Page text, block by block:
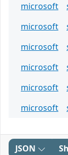
microsoft
microsoft
microsoft
microsoft
microsoft
microsoft
JSON